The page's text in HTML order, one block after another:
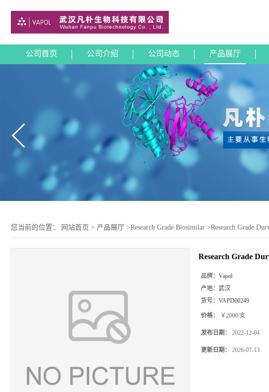
公司首页 公司介绍 公司动态 产品展厅
您当前的位置： 网站首页 > 产品展厅 >Research Grade Biosimilar >Research Grade
Research Grade
品牌： Vapol
产地： 武汉
货号： VAPD00249
价格： ￥2000/支
发布日期： 2022-12-04
更新日期： 2026-07-13